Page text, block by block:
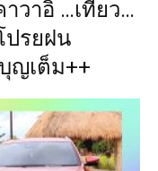
วาอิ …เที่ยว…
ปรยฝน
ญเต็ม++